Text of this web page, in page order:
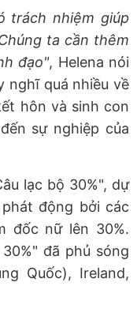
trách nhiệm giúp
ta cần thêm
đạo", Helena nói
nghĩ quá nhiều về
hôn và sinh con
sự nghiệp của
lạc bộ 30%", dự
động bởi các
đốc nữ lên 30%.
đã phủ sóng
Quốc), Ireland,